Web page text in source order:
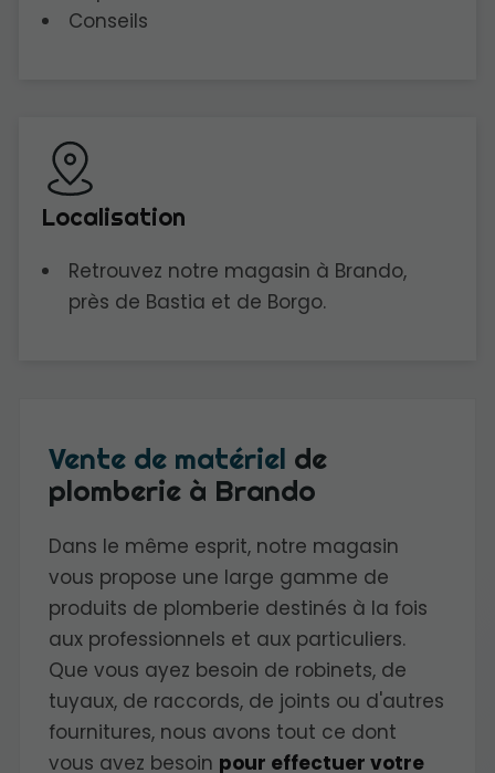
Conseils
Localisation
Retrouvez notre magasin à Brando,
près de Bastia et de Borgo.
Vente de matériel de
plomberie à Brando
Dans le même esprit, notre magasin
vous propose une large gamme de
produits de plomberie destinés à la fois
aux professionnels et aux particuliers.
Que vous ayez besoin de robinets, de
tuyaux, de raccords, de joints ou d'autres
fournitures, nous avons tout ce dont
vous avez besoin pour effectuer votre